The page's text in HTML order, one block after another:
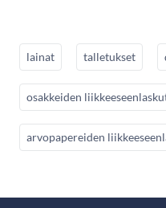
lainat talletukset
osakkeiden
arvopapereiden